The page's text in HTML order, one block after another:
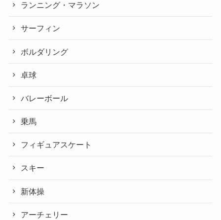
ランニング・マラソン
サーフィン
ボルダリング
卓球
バレーボール
乗馬
フィギュアスケート
スキー
新体操
アーチェリー